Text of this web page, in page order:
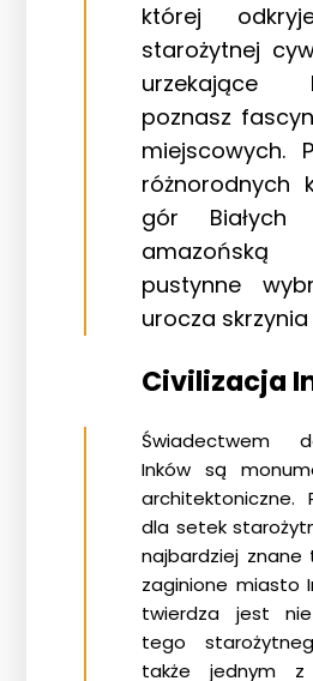
której
starożytnej
urzekające
poznasz
miejscowych.
różnorodnych
gór Białych
pustynne
urocza
Civilizacja
Świadectwem
Inków są
dla setek
najbardziej znane
zaginione miasto
twierdza jest
tego
także jednym z